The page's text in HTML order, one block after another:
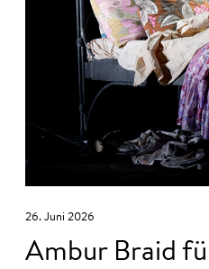
26. Juni 2026
Ambur Braid